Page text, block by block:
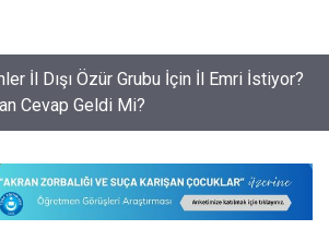
İl Dışı Özür Grubu İçin İl Emri İstiyor?
Cevap Geldi Mi?